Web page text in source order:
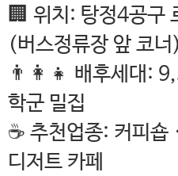
🏢 위치: 탕정4공구
(버스정류장 앞 코너)
👨‍👩‍👧 배후세대:
학군 밀집
☕ 추천업종: 커피숍
디저트 카페